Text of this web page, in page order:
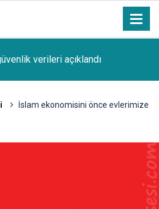
verileri açıklandı
İslam ekonomisini önce evlerimize